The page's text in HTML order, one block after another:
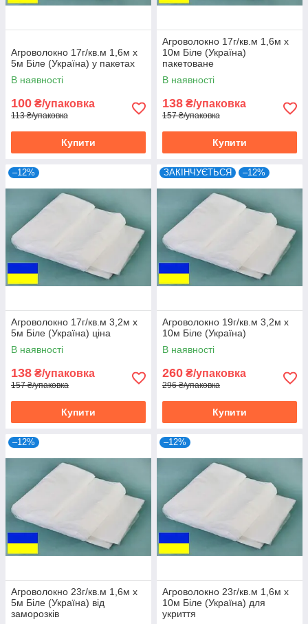
Агроволокно 17г/кв.м 1,6м х
5м Біле (Україна) у пакетах
В наявності
100 ₴/упаковка
113 ₴/упаковка
Купити
Агроволокно 17г/кв.м 1,6м х
10м Біле (Україна)
пакетоване
В наявності
138 ₴/упаковка
157 ₴/упаковка
Купити
–12%
Агроволокно 17г/кв.м 3,2м х
5м Біле (Україна) ціна
В наявності
138 ₴/упаковка
157 ₴/упаковка
Купити
ЗАКІНЧУЄТЬСЯ –12%
Агроволокно 19г/кв.м 3,2м х
10м Біле (Україна)
В наявності
260 ₴/упаковка
296 ₴/упаковка
Купити
–12%
Агроволокно 23г/кв.м 1,6м х
5м Біле (Україна) від
заморозків
–12%
Агроволокно 23г/кв.м 1,6м х
10м Біле (Україна) для
укриття